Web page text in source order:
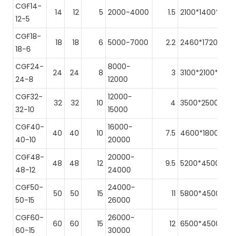
CGF14-
12-5
14 12 5 2000-4000 1.5
CGF18-
18-6
18 18 6 5000-7000 2.2
CGF24-
24-8
24 24 8
8000-
12000
3
CGF32-
32-10
32 32 10
12000-
15000
4
CGF40-
40-10
40 40 10
16000-
20000
7.5
CGF48-
48-12
48 48 12
20000-
24000
9.5
CGF50-
50-15
50 50 15
24000-
26000
11
CGF60-
60-15
60 60 15
26000-
30000
12